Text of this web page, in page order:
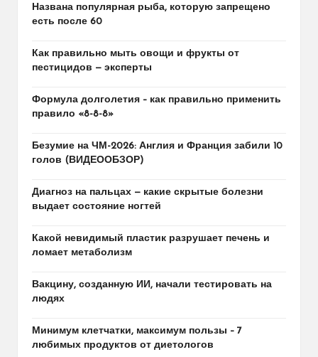
Названа популярная рыба, которую запрещено
есть после 60
Как правильно мыть овощи и фрукты от
пестицидов — эксперты
Формула долголетия – как правильно применить
правило «8-8-8»
Безумие на ЧМ-2026: Англия и Франция забили 10
голов (ВИДЕООБЗОР)
Диагноз на пальцах — какие скрытые болезни
выдает состояние ногтей
Какой невидимый пластик разрушает печень и
ломает метаболизм
Вакцину, созданную ИИ, начали тестировать на
людях
Минимум клетчатки, максимум пользы – 7
любимых продуктов от диетологов